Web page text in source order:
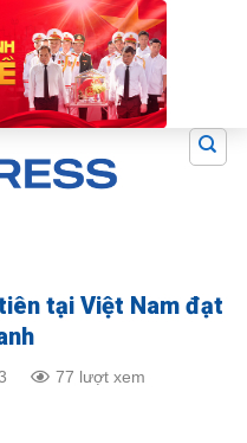
tại Việt Nam đạt
77 lượt xem